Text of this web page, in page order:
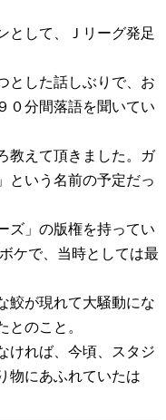
として、Ｊリーグ発足
とした話しぶりで、お
０分間落語を聞いてい
教えて頂きました。ガ
という名前の予定だっ
ズ」の版権を持ってい
ケで、当時としては最
鮫が現れて大騒動にな
とのこと。
ければ、今頃、スタジ
物にあふれていたは